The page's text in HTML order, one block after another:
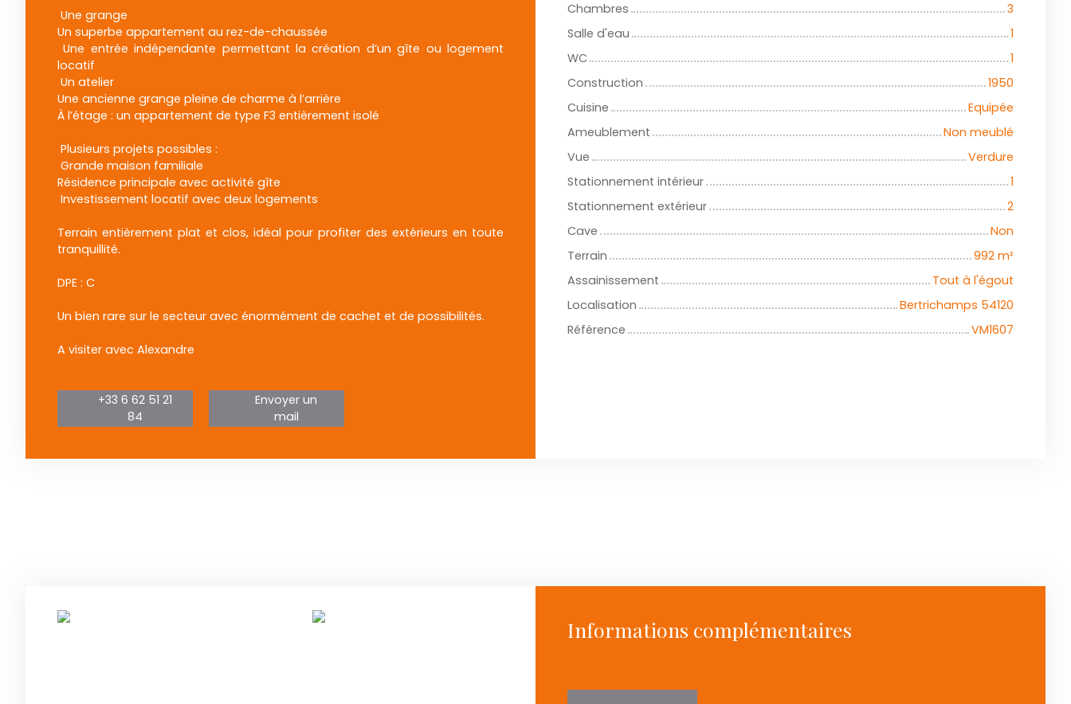
Une grange
Un superbe appartement au rez-de-chaussée
Une entrée indépendante permettant la création d’un gîte ou logement
locatif
Un atelier
Une ancienne grange pleine de charme à l’arrière
À l’étage : un appartement de type F3 entièrement isolé
Plusieurs projets possibles :
Grande maison familiale
Résidence principale avec activité gîte
Investissement locatif avec deux logements
Terrain entièrement plat et clos, idéal pour profiter des extérieurs en toute
tranquillité.
DPE : C
Un bien rare sur le secteur avec énormément de cachet et de possibilités.
A visiter avec Alexandre
+33 6 62 51 21
84
Envoyer un
mail
Chambres
3
Salle d'eau
1
WC
1
Construction
1950
Cuisine
Equipée
Ameublement
Non meublé
Vue
Verdure
Stationnement intérieur
1
Stationnement extérieur
2
Cave
Non
Terrain
992 m²
Assainissement
Tout à l'égout
Localisation
Bertrichamps 54120
Référence
VM1607
Informations complémentaires